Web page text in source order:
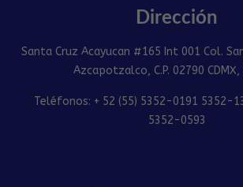
Dirección
Santa Cruz Acayucan #165 Int 001 Col.
Azcapotzalco, C.P. 02790 CDMX,
Teléfonos: + 52 (55) 5352-0191 5352-
5352-0593